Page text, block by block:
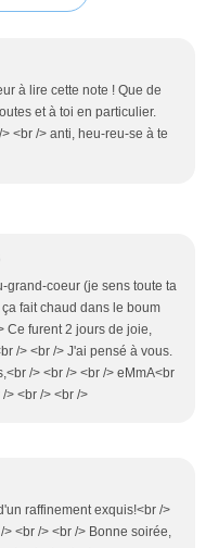
à lire cette note ! Que de
et à toi en particulier.
<br /> anti, heu-reu-se à te
grand-coeur (je sens toute ta
fait chaud dans le boum
Ce furent 2 jours de joie,
/> <br /> J'ai pensé à vous.
/> <br /> <br /> eMmA<br
> <br /> <br />
raffinement exquis!<br />
<br /> <br /> Bonne soirée,